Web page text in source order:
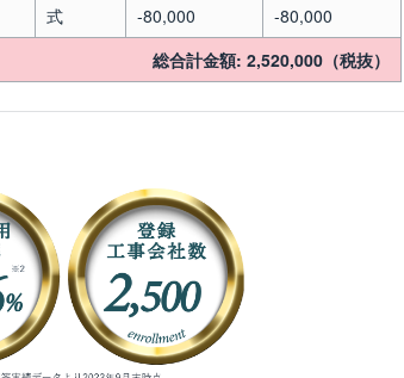
式 -80,000
-80,000
総合計金額: 2,520,000（税抜）